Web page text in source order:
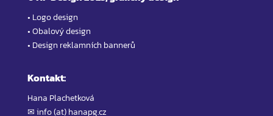
• Logo design
• Obalový design
• Design reklamních bannerů
Kontakt:
Hana Plachetková
✉ info (at) hanapg.cz